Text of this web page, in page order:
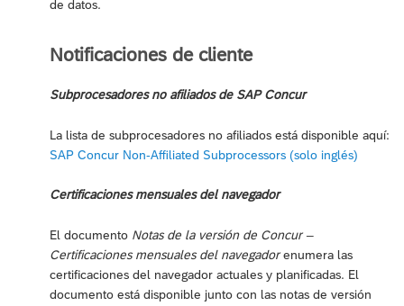
de datos.
Notificaciones de cliente
Subprocesadores no afiliados de SAP Concur
La lista de subprocesadores no afiliados está disponible aquí:
SAP Concur Non-Affiliated Subprocessors (solo inglés)
Certificaciones mensuales del navegador
El documento Notas de la versión de Concur –
Certificaciones mensuales del navegadorenumera las
certificaciones del navegador actuales y planificadas. El
documento está disponible junto con las notas de versión